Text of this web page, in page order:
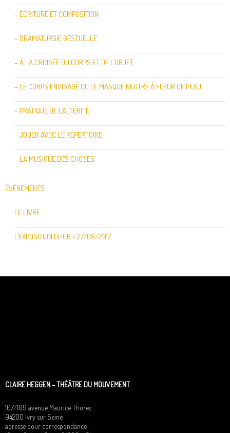
– ÉCRITURE ET COMPOSITION
– DRAMATURGIE GESTUELLE
– À LA CROISÉE DU CORPS ET DE L’OBJET
– LE CORPS ENVISAGÉ OU LE MASQUE NEUTRE À FLEUR DE PEAU
– PRATIQUE DE L’ALTÉRITÉ
– JOUER AVEC LE RÉPERTOIRE
– LA MUSIQUE DES CHOSES
ÉVÉNEMENTS
LE LIVRE
L’EXPOSITION 13/06 > 27/08/2017
CLAIRE HEGGEN – THÉÂTRE DU MOUVEMENT
107/109 avenue Maurice Thorez
94200 Ivry sur Seine
adresse pour correspondance :